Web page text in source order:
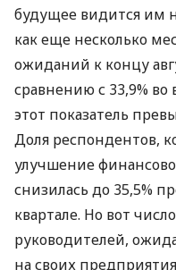
будущее видится им
как еще несколько
ожиданий к концу
сравнению с 33,9% во
этот показатель
Доля респондентов,
улучшение
снизилась до 35,5%
квартале. Но вот
руководителей,
на своих